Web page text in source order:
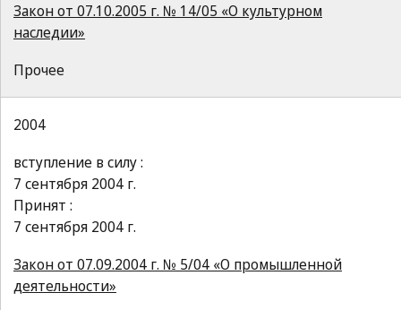
Закон от 07.10.2005 г. № 14/05 «О культурном
наследии»
Прочее
2004
вступление в силу :
7 сентября 2004 г.
Принят :
7 сентября 2004 г.
Закон от 07.09.2004 г. № 5/04 «О промышленной
деятельности»